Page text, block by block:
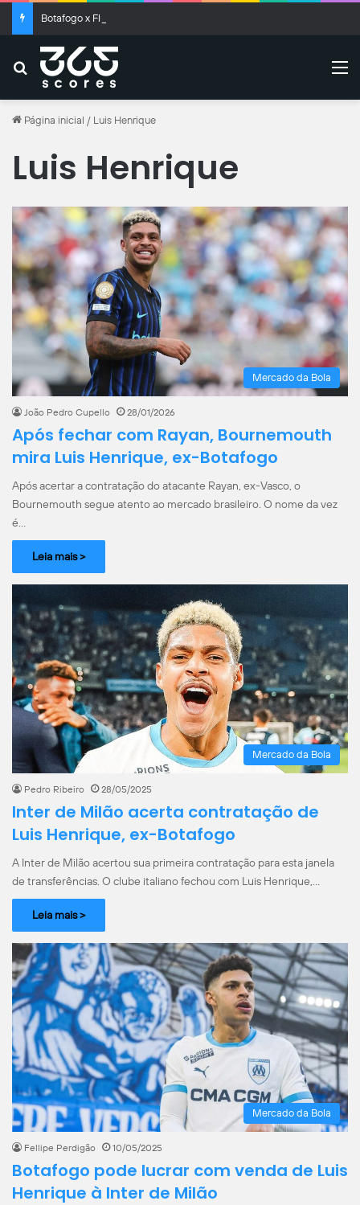
Buscar
Página inicial / Luis Henrique
Luis Henrique
Mercado da Bola
João Pedro Cupello 28/01/2026
Após fechar com Rayan, Bournemouth
mira Luis Henrique, ex-Botafogo
Após acertar a contratação do atacante Rayan, ex-Vasco, o
Bournemouth segue atento ao mercado brasileiro. O nome da vez
é…
Leia mais >
Mercado da Bola
Pedro Ribeiro 28/05/2025
Inter de Milão acerta contratação de
Luis Henrique, ex-Botafogo
A Inter de Milão acertou sua primeira contratação para esta janela
de transferências. O clube italiano fechou com Luis Henrique,…
Leia mais >
Mercado da Bola
Fellipe Perdigão 10/05/2025
Botafogo pode lucrar com venda de Luis
Henrique à Inter de Milão